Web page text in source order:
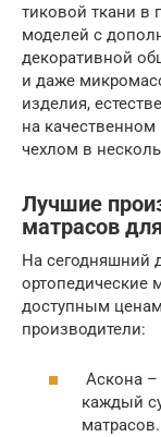
тиковой ткани в
моделей с
декоративной
и даже
изделия,
на
чехлом в
Лучшие
матрасов
На сегодняшний
ортопедические
доступным
производители:
Аскона –
каждый